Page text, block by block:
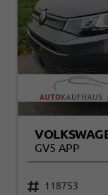
GV5 APP
118753